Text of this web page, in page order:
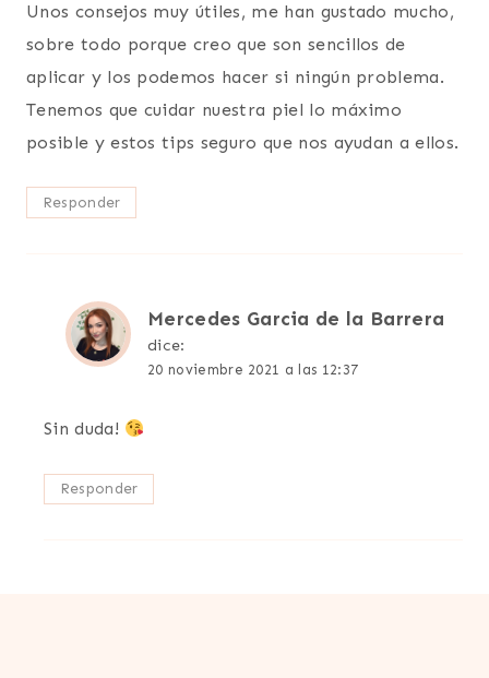
Unos consejos muy útiles, me han gustado mucho,
sobre todo porque creo que son sencillos de
aplicar y los podemos hacer si ningún problema.
Tenemos que cuidar nuestra piel lo máximo
posible y estos tips seguro que nos ayudan a ellos.
Responder
Mercedes Garcia de la Barrera
dice:
20 noviembre 2021 a las 12:37
Sin duda!
Responder